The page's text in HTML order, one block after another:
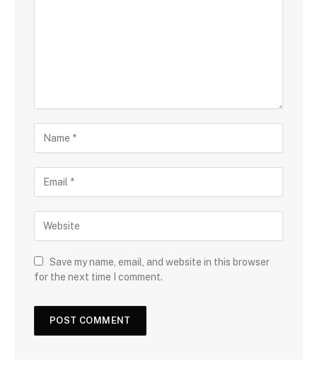
Save my name, email, and website in this browser
for the next time I comment.